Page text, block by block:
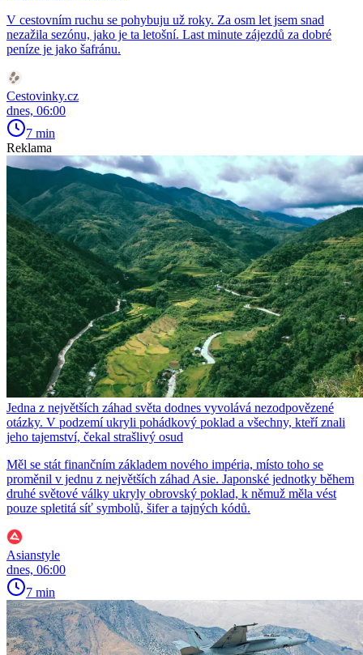
V cestovním ruchu se pohybuju už roky. Za osm let jsem snad
nezažila sezónu, jako je ta letošní. Last minute zájezdů za dobré
peníze je jako šafránu.
Cestovinky.cz
dnes, 06:00
7 min
Reklama
Jedna z největších záhad světa dodnes vyvolává nezodpovězené
otázky. V podzemí ukryli pohádkový poklad a všechny, kteří znali
jeho tajemství, čekal strašlivý osud
Měl se stát finančním základem nového impéria, místo toho se
proměnil v jednu z největších záhad Asie. Japonské jednotky během
druhé světové války ukryly obrovský poklad, k němuž měla vést
pouze spletitá síť symbolů, šifer a tajných kódů.
Asianstyle
dnes, 06:00
7 min